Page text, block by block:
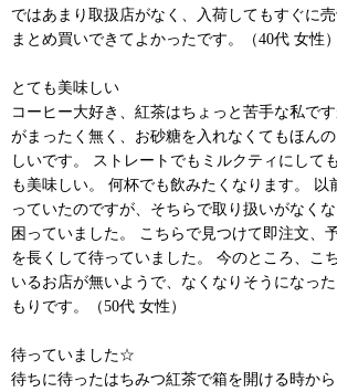
ではあまり取扱店がなく、入荷してもすぐに売
まとめ買いできてよかったです。（40代 女性）
とても美味しい
コーヒー大好き、紅茶はちょっと苦手な私で
がまったく無く、お砂糖を入れなくてもほん
しいです。 ストレートでもミルクティにして
も美味しい。 何杯でも飲みたくなります。 以
っていたのですが、そちらで取り扱いがなく
困っていました。 こちらで見つけて即注文、
を長くして待っていました。 今のところ、こ
いるお店が無いようで、なくなりそうになっ
もりです。（50代 女性）
待っていました☆
待ちに待ったはちみつ紅茶で箱を開ける時か